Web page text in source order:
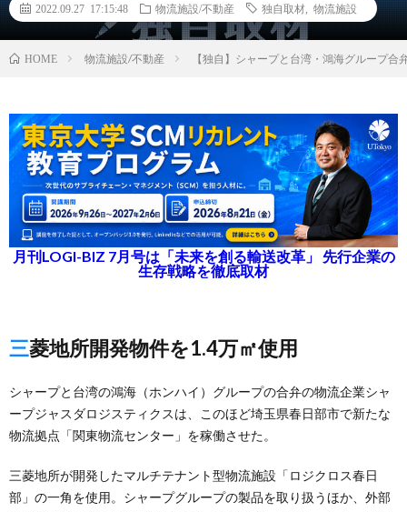
2022.09.27 17:15:48 物流施設/不動産 独自取材 物流施設
HOME 物流施設/不動産 【独自】シャープと台湾・鴻海グループ
月刊LOGI-BIZ 7月号は「未来を創る輸送改革」 先行企業の
生存戦略を徹底取材
三菱地所開発物件を1.4万㎡使用
シャープと台湾の鴻海（ホンハイ）グループの合弁の物流企業シャ
ープジャスダロジスティクスは、このほど埼玉県春日部市で新たな
物流拠点「関東物流センター」を稼働させた。
三菱地所が開発したマルチテナント型物流施設「ロジクロス春日
部」の一角を使用。シャープグループの製品を取り扱うほか、外部